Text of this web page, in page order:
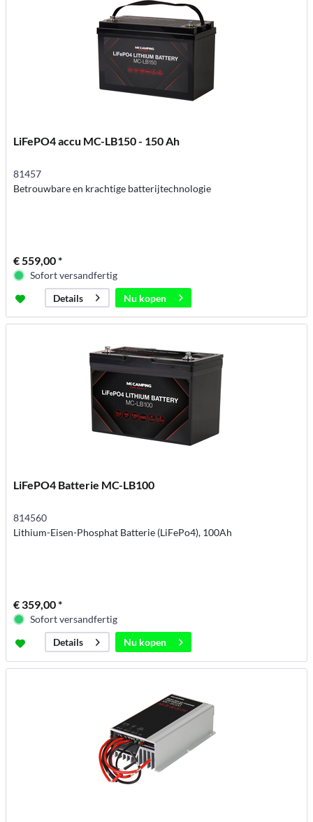
LiFePO4 accu MC-LB150 - 150 Ah
81457
Betrouwbare en krachtige batterijtechnologie
€ 559,00 *
Sofort versandfertig
Details
Nu kopen
LiFePO4 Batterie MC-LB100
814560
Lithium-Eisen-Phosphat Batterie (LiFePo4), 100Ah
€ 359,00 *
Sofort versandfertig
Details
Nu kopen